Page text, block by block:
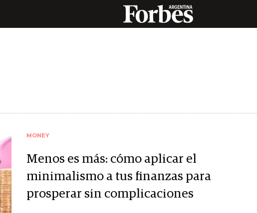
MONEY
Menos es más: cómo aplicar el
minimalismo a tus finanzas para
prosperar sin complicaciones